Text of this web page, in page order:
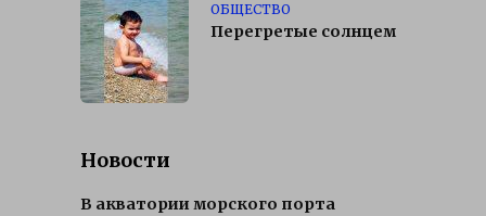
ОБЩЕСТВО
Перегретые солнцем
Новости
В акватории морского порта